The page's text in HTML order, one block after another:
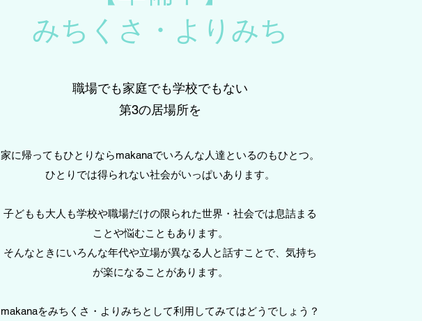
みちくさ・よりみち
職場でも家庭でも学校でもない
第3の居場所を
家に帰ってもひとりならmakanaでいろんな人達といるのもひとつ。
ひとりでは得られない社会がいっぱいあります。
子どもも大人も学校や職場だけの限られた世界・社会では息詰まる
ことや悩むこともあります。
そんなときにいろんな年代や立場が異なる人と話すことで、気持ち
が楽になることがあります。
makanaをみちくさ・よりみちとして利用してみてはどうでしょう？